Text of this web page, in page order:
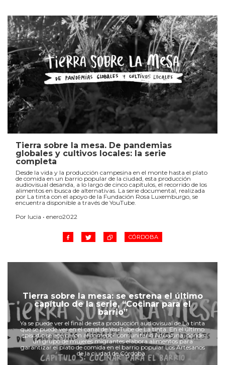
Tierra sobre la mesa. De pandemias
globales y cultivos locales: la serie
completa
Desde la vida y la producción campesina en el monte hasta el plato
de comida en un barrio popular de la ciudad, esta producción
audiovisual desanda, a lo largo de cinco capítulos, el recorrido de los
alimentos en busca de alternativas. La serie documental, realizada
por La tinta con el apoyo de la Fundación Rosa Luxemburgo, se
encuentra disponible a través de YouTube.
Por lucia • enero2022
CÓRDOBA
Tierra sobre la mesa: se estrena el último
capítulo de la serie, “Cocinar para el
barrio”
Ya se puede ver el final de esta producción audiovisual de La tinta
que se puede ver en el canal de YouTube de La tinta. En el último
episodio se acercaron al comedor comunitario Aqualuna, donde
un grupo de mujeres migrantes elabora alimentos para
garantizar el plato de comida en el barrio popular Los Artesanos
de la ciudad de Córdoba.